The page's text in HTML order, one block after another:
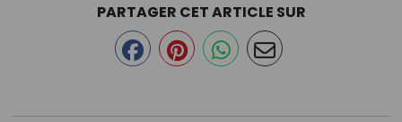
PARTAGER CET ARTICLE SUR